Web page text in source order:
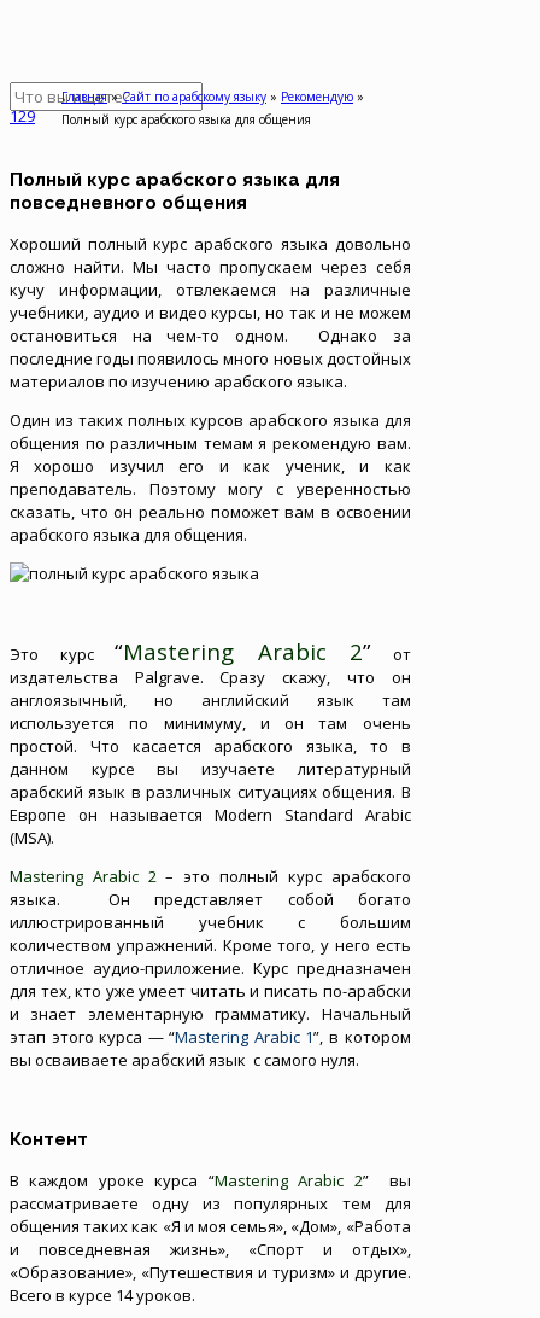
Главная»Сайт по арабскому языку » Рекомендую »
Полный курс арабского языка для общения
129
Полный курс арабского языка для
повседневного общения
Хороший полный курс арабского языка довольно
сложно найти. Мы часто пропускаем через себя
кучу информации, отвлекаемся на различные
учебники, аудио и видео курсы, но так и не можем
остановиться на чем-то одном. Однако за
последние годы появилось много новых достойных
материалов по изучению арабского языка.
Один из таких полных курсов арабского языка для
общения по различным темам я рекомендую вам.
Я хорошо изучил его и как ученик, и как
преподаватель. Поэтому могу с уверенностью
сказать, что он реально поможет вам в освоении
арабского языка для общения.
Это курс“Mastering Arabic 2” от
издательства Palgrave. Сразу скажу, что он
англоязычный, но английский язык там
используется по минимуму, и он там очень
простой. Что касается арабского языка, то в
данном курсе вы изучаете литературный
арабский язык в различных ситуациях общения. В
Европе он называется Modern Standard Arabic
(MSA).
Mastering Arabic 2– это полный курс арабского
языка. Он представляет собой богато
иллюстрированный учебник с большим
количеством упражнений. Кроме того, у него есть
отличное аудио-приложение. Курс предназначен
для тех, кто уже умеет читать и писать по-арабски
и знает элементарную грамматику. Начальный
этап этого курса — “Mastering Arabic 1”, в котором
вы осваиваете арабский язык с самого нуля.
Контент
В каждом уроке курса “Mastering Arabic 2” вы
рассматриваете одну из популярных тем для
общения таких как «Я и моя семья», «Дом», «Работа
и повседневная жизнь», «Спорт и отдых»,
«Образование», «Путешествия и туризм» и другие.
Всего в курсе 14 уроков.